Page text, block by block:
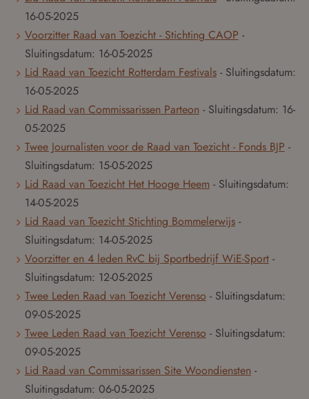
16-05-2025
Voorzitter Raad van Toezicht - Stichting CAOP -
Sluitingsdatum: 16-05-2025
Lid Raad van Toezicht Rotterdam Festivals - Sluitingsdatum:
16-05-2025
Lid Raad van Commissarissen Parteon - Sluitingsdatum: 16-
05-2025
Twee Journalisten voor de Raad van Toezicht - Fonds BJP -
Sluitingsdatum: 15-05-2025
Lid Raad van Toezicht Het Hooge Heem - Sluitingsdatum:
14-05-2025
Lid Raad van Toezicht Stichting Bommelerwijs -
Sluitingsdatum: 14-05-2025
Voorzitter en 4 leden RvC bij Sportbedrijf WiE-Sport -
Sluitingsdatum: 12-05-2025
Twee Leden Raad van Toezicht Verenso - Sluitingsdatum:
09-05-2025
Twee Leden Raad van Toezicht Verenso - Sluitingsdatum:
09-05-2025
Lid Raad van Commissarissen Site Woondiensten -
Sluitingsdatum: 06-05-2025